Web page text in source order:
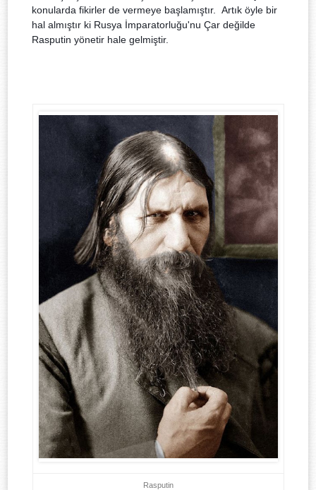
konularda fikirler de vermeye başlamıştır. Artık öyle bir
hal almıştır ki Rusya İmparatorluğu'nu Çar değilde
Rasputin yönetir hale gelmiştir.
Rasputin